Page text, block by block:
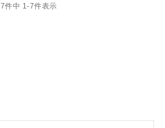
7件中 1-7件表示